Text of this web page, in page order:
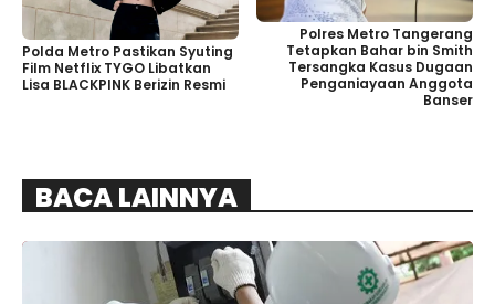
Polda Metro Pastikan Syuting
Film Netflix TYGO Libatkan
Lisa BLACKPINK Berizin Resmi
Polres Metro Tangerang
Tetapkan Bahar bin Smith
Tersangka Kasus Dugaan
Penganiayaan Anggota
Banser
BACA LAINNYA